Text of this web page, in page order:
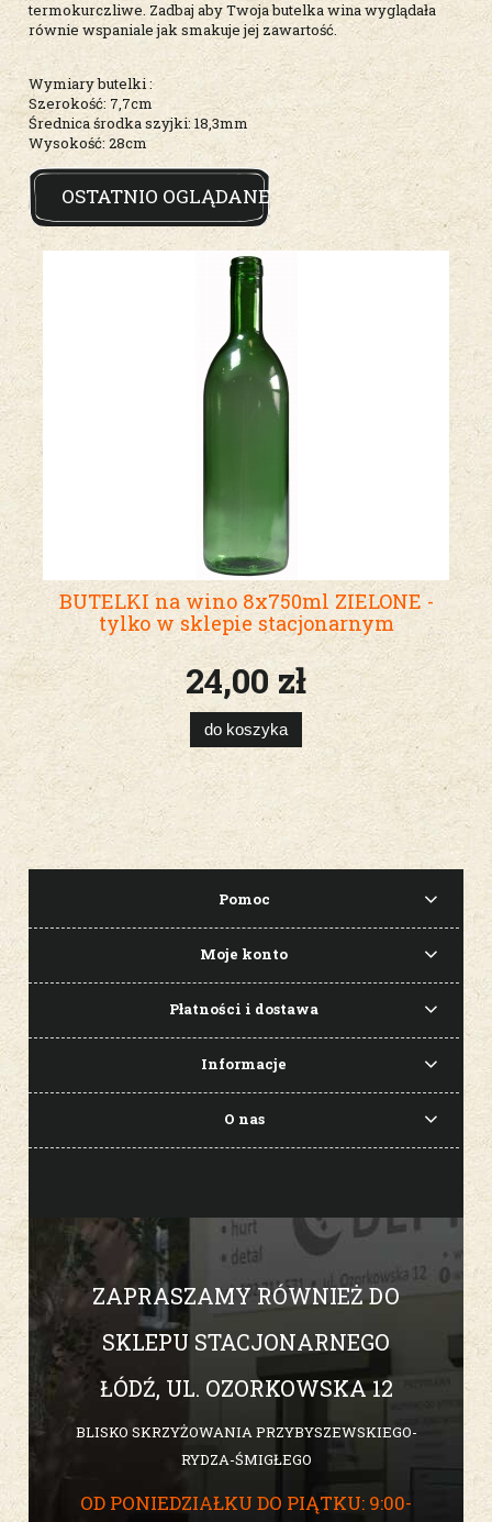
termokurczliwe. Zadbaj aby Twoja butelka wina wyglądała
równie wspaniale jak smakuje jej zawartość.
Wymiary butelki :
Szerokość: 7,7cm
Średnica środka szyjki: 18,3mm
Wysokość: 28cm
OSTATNIO OGLĄDANE
BUTELKI na wino 8x750ml ZIELONE -
tylko w sklepie stacjonarnym
24,00 zł
do koszyka
Pomoc
Moje konto
Płatności i dostawa
Informacje
O nas
ZAPRASZAMY RÓWNIEŻ DO
SKLEPU STACJONARNEGO
ŁÓDŹ, UL. OZORKOWSKA 12
BLISKO SKRZYŻOWANIA PRZYBYSZEWSKIEGO-
RYDZA-ŚMIGŁEGO
OD PONIEDZIAŁKU DO PIĄTKU: 9:00-